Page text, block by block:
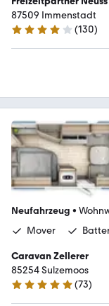
87509 Immenstadt
4.2 Sterne
(130)
Neufahrzeug •
Mover
Caravan Zellerer
85254 Sulzemoos
4.8 Sterne
(73)